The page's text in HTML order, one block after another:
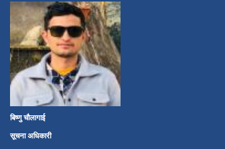
बिष्णु चौलागाई
सूचना अधिकारी